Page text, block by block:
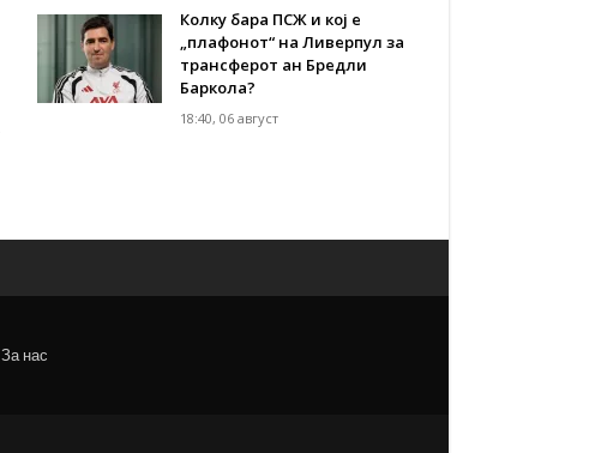
Колку бара ПСЖ и кој е
„плафонот“ на Ливерпул за
трансферот ан Бредли
Баркола?
18:40, 06 август
За нас